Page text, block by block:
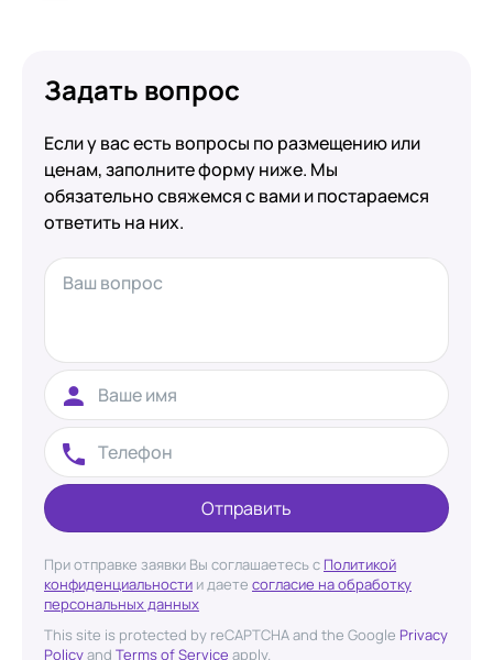
Задать вопрос
Если у вас есть вопросы по размещению или
ценам, заполните форму ниже. Мы
обязательно свяжемся с вами и постараемся
ответить на них.
Отправить
При отправке заявки Вы соглашаетесь с Политикой
конфиденциальности и даете согласие на обработку
персональных данных
This site is protected by reCAPTCHA and the Google Privacy
Policyand Terms of Service apply.